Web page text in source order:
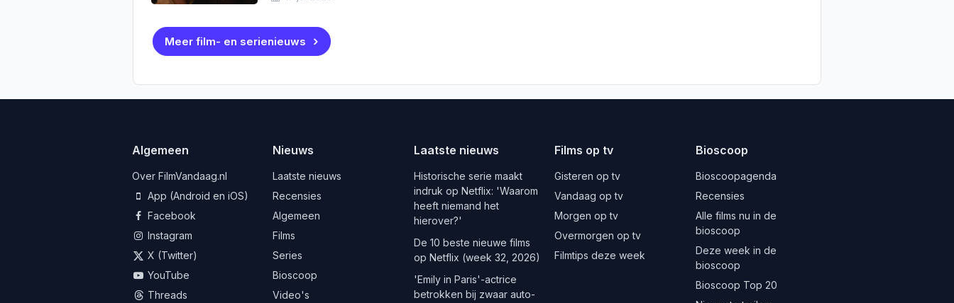
Meer film- en serienieuws
Algemeen
Over FilmVandaag.nl
App (Android en iOS)
Facebook
Instagram
X (Twitter)
YouTube
Threads
Nieuws
Laatste nieuws
Recensies
Algemeen
Films
Series
Bioscoop
Video's
Laatste nieuws
Historische serie maakt
indruk op Netflix: 'Waarom
heeft niemand het
hierover?'
De 10 beste nieuwe films
op Netflix (week 32, 2026)
'Emily in Paris'-actrice
betrokken bij zwaar auto-
Films op tv
Gisteren op tv
Vandaag op tv
Morgen op tv
Overmorgen op tv
Filmtips deze week
Bioscoop
Bioscoopagenda
Recensies
Alle films nu in de
bioscoop
Deze week in de
bioscoop
Bioscoop Top 20